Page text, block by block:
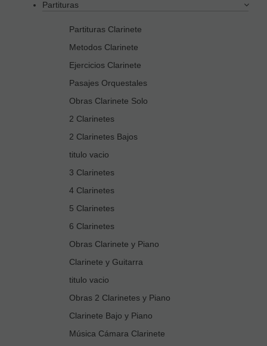
Partituras
Partituras Clarinete
Metodos Clarinete
Ejercicios Clarinete
Pasajes Orquestales
Obras Clarinete Solo
2 Clarinetes
2 Clarinetes Bajos
titulo vacio
3 Clarinetes
4 Clarinetes
5 Clarinetes
6 Clarinetes
Obras Clarinete y Piano
Clarinete y Guitarra
titulo vacio
Obras 2 Clarinetes y Piano
Clarinete Bajo y Piano
Música Cámara Clarinete